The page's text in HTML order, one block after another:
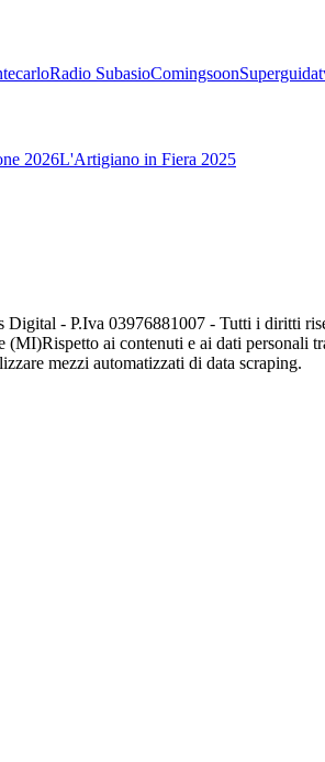
Radio SubasioComingsoon
2026L'Artigiano in Fiera 2025
Digital - P.Iva 03976881007 - Tutti i diritti
(MI)Rispetto ai contenuti e ai dati personali
mezzi automatizzati di data scraping.